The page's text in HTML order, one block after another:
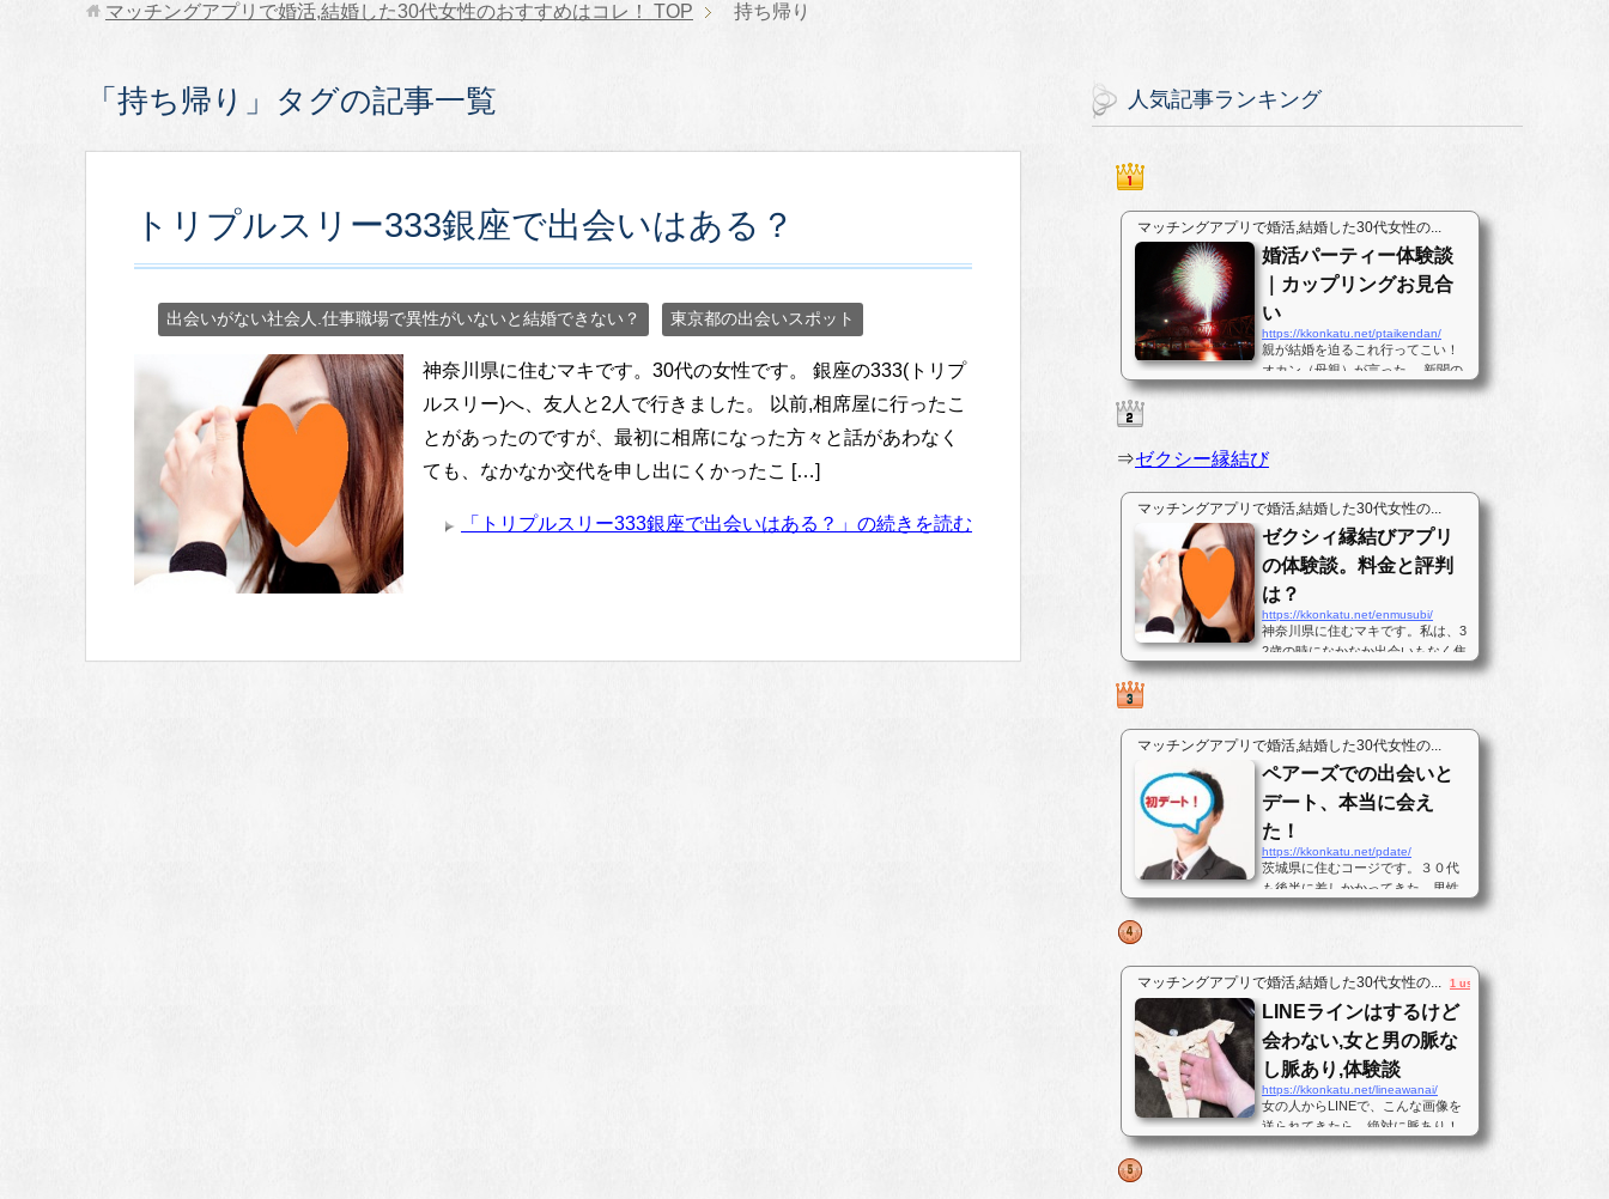
マッチングアプリで婚活,結婚した30代女性のおすすめはコレ！ TOP 持ち帰り
「持ち帰り」タグの記事一覧
トリプルスリー333銀座で出会いはある？
出会いがない社会人.仕事職場で異性がいないと結婚できない？ 東京都の出会いスポット
神奈川県に住むマキです。30代の女性です。 銀座の333(トリプ
ルスリー)へ、友人と2人で行きました。 以前,相席屋に行ったこ
とがあったのですが、最初に相席になった方々と話があわなく
ても、なかなか交代を申し出にくかったこ […]
「トリプルスリー333銀座で出会いはある？」の続きを読む
人気記事ランキング
マッチングアプリで婚活,結婚した30代女性の...
婚活パーティー体験談
｜カップリングお見合
い
https://kkonkatu.net/ptaikendan/
親が結婚を迫るこれ行ってこい！
オカン（母親）が言った。 新聞の
地元のニュースコーナーに載って
だの私にとっては、どうでも良い
ことしか書いていない地元の新聞
の真ん中ほどのページに婚活パー...
⇒ゼクシー縁結び
マッチングアプリで婚活,結婚した30代女性の...
ゼクシィ縁結びアプリ
の体験談。料金と評判
は？
https://kkonkatu.net/enmusubi/
神奈川県に住むマキです。私は、3
2歳の時になかなか出会いもなく焦
っていました。彼氏は1年ぐらいい
たのです。しかし、いざ彼氏を作
ろうと思っても毎日家と仕事場の
往復ばかりで出会いがなかったの
です...
マッチングアプリで婚活,結婚した30代女性の...
ペアーズでの出会いと
デート、本当に会え
た！
https://kkonkatu.net/pdate/
茨城県に住むコージです。３０代
も後半に差しかかってきた。男性
です。気が付けば彼女居ない暦は7
症と言うのもあるのですが、この
歳までなあなあで生きてきてしま
ったので、そろそろ･･･と思いパー
トナ...
マッチングアプリで婚活,結婚した30代女性の... 1 user
LINEラインはするけど
会わない,女と男の脈な
し脈あり,体験談
https://kkonkatu.net/lineawanai/
女の人からLINEで、こんな画像を
送られてきたら、絶対に脈あり！
だと思いませんか？私もこの写真